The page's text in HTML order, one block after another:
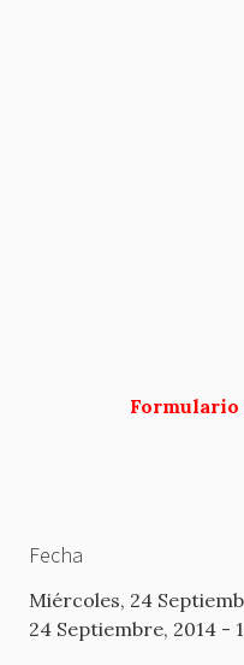
Formulario
Fecha
Miércoles, 24
24 Septiembre, 2014 -